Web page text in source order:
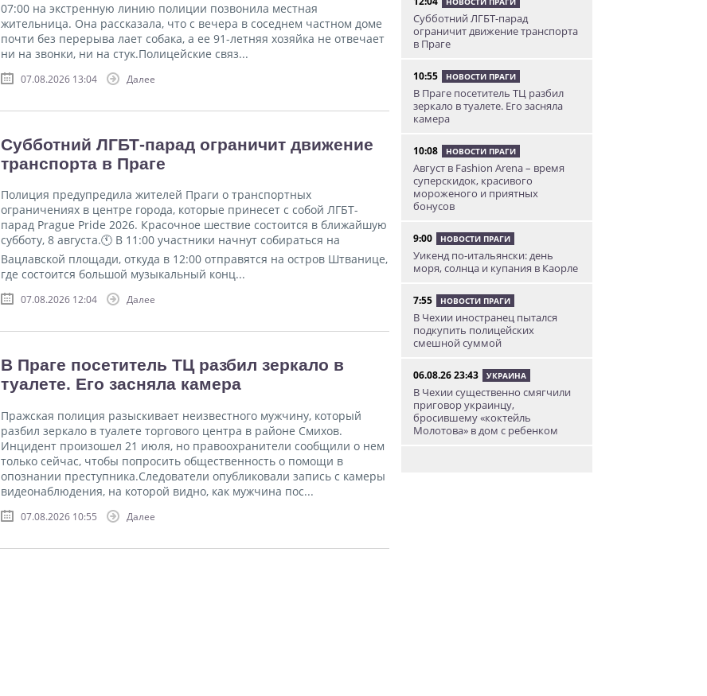
07:00 на экстренную линию полиции позвонила местная
жительница. Она рассказала, что с вечера в соседнем частном доме
почти без перерыва лает собака, а ее 91-летняя хозяйка не отвечает
ни на звонки, ни на стук.Полицейские связ...
07.08.2026 13:04 Далее
Субботний ЛГБТ-парад ограничит движение
транспорта в Праге
Полиция предупредила жителей Праги о транспортных
ограничениях в центре города, которые принесет с собой ЛГБТ-
парад Prague Pride 2026. Красочное шествие состоится в ближайшую
субботу, 8 августа.🕚 В 11:00 участники начнут собираться на
Вацлавской площади, откуда в 12:00 отправятся на остров Штванице,
где состоится большой музыкальный конц...
07.08.2026 12:04 Далее
В Праге посетитель ТЦ разбил зеркало в
туалете. Его засняла камера
Пражская полиция разыскивает неизвестного мужчину, который
разбил зеркало в туалете торгового центра в районе Смихов.
Инцидент произошел 21 июля, но правоохранители сообщили о нем
только сейчас, чтобы попросить общественность о помощи в
опознании преступника.Следователи опубликовали запись с камеры
видеонаблюдения, на которой видно, как мужчина пос...
07.08.2026 10:55 Далее
Субботний ЛГБТ-парад
ограничит движение транспорта
в Праге
10:55 НОВОСТИ ПРАГИ
В Праге посетитель ТЦ разбил
зеркало в туалете. Его засняла
камера
10:08 НОВОСТИ ПРАГИ
Август в Fashion Arena – время
суперскидок, красивого
мороженого и приятных
бонусов
9:00 НОВОСТИ ПРАГИ
Уикенд по-итальянски: день
моря, солнца и купания в Каорле
7:55 НОВОСТИ ПРАГИ
В Чехии иностранец пытался
подкупить полицейских
смешной суммой
06.08.26 23:43 УКРАИНА
В Чехии существенно смягчили
приговор украинцу,
бросившему «коктейль
Молотова» в дом с ребенком